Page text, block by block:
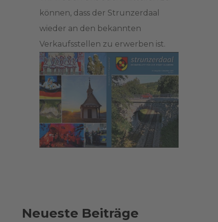
können, dass der Strunzerdaal
wieder an den bekannten
Verkaufsstellen zu erwerben ist.
Neueste Beiträge